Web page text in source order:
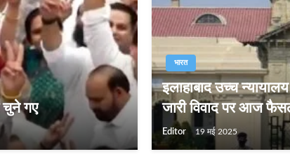
चुने गए
भारत
इलाहाबाद उच्‍च
जारी विवाद पर आज
Editor 19 मई 2025